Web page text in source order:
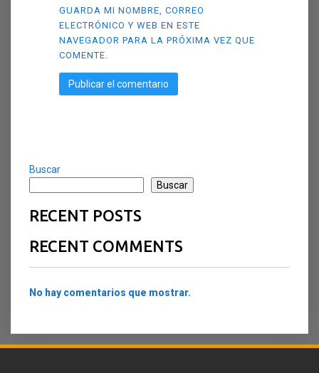
GUARDA MI NOMBRE, CORREO
ELECTRÓNICO Y WEB EN ESTE
NAVEGADOR PARA LA PRÓXIMA VEZ QUE
COMENTE.
Buscar
Buscar
RECENT POSTS
RECENT COMMENTS
No hay comentarios que mostrar.